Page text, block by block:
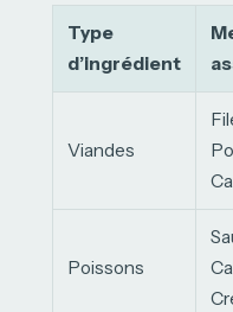
Type
d’ingrédient
Viandes
Poissons